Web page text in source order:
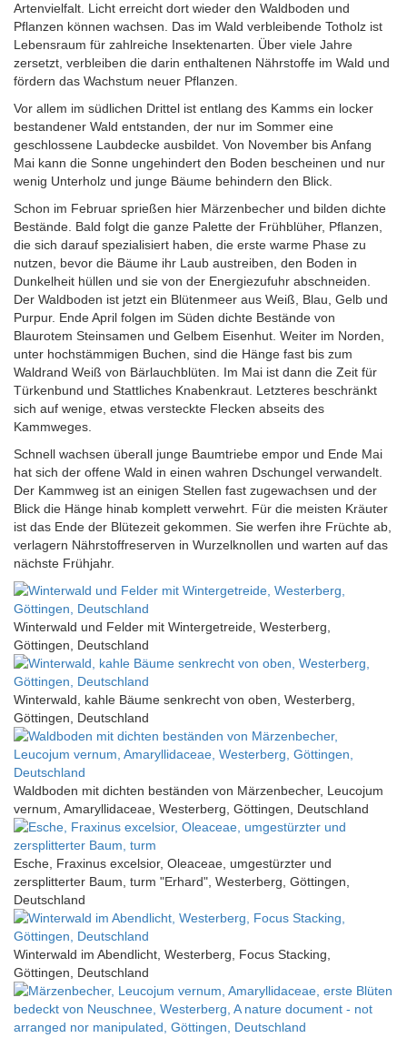
Artenvielfalt. Licht erreicht dort wieder den Waldboden und
Pflanzen können wachsen. Das im Wald verbleibende Totholz ist
Lebensraum für zahlreiche Insektenarten. Über viele Jahre
zersetzt, verbleiben die darin enthaltenen Nährstoffe im Wald und
fördern das Wachstum neuer Pflanzen.
Vor allem im südlichen Drittel ist entlang des Kamms ein locker
bestandener Wald entstanden, der nur im Sommer eine
geschlossene Laubdecke ausbildet. Von November bis Anfang
Mai kann die Sonne ungehindert den Boden bescheinen und nur
wenig Unterholz und junge Bäume behindern den Blick.
Schon im Februar sprießen hier Märzenbecher und bilden dichte
Bestände. Bald folgt die ganze Palette der Frühblüher, Pflanzen,
die sich darauf spezialisiert haben, die erste warme Phase zu
nutzen, bevor die Bäume ihr Laub austreiben, den Boden in
Dunkelheit hüllen und sie von der Energiezufuhr abschneiden.
Der Waldboden ist jetzt ein Blütenmeer aus Weiß, Blau, Gelb und
Purpur. Ende April folgen im Süden dichte Bestände von
Blaurotem Steinsamen und Gelbem Eisenhut. Weiter im Norden,
unter hochstämmigen Buchen, sind die Hänge fast bis zum
Waldrand Weiß von Bärlauchblüten. Im Mai ist dann die Zeit für
Türkenbund und Stattliches Knabenkraut. Letzteres beschränkt
sich auf wenige, etwas versteckte Flecken abseits des
Kammweges.
Schnell wachsen überall junge Baumtriebe empor und Ende Mai
hat sich der offene Wald in einen wahren Dschungel verwandelt.
Der Kammweg ist an einigen Stellen fast zugewachsen und der
Blick die Hänge hinab komplett verwehrt. Für die meisten Kräuter
ist das Ende der Blütezeit gekommen. Sie werfen ihre Früchte ab,
verlagern Nährstoffreserven in Wurzelknollen und warten auf das
nächste Frühjahr.
Winterwald und Felder mit Wintergetreide, Westerberg,
Göttingen, Deutschland
Winterwald, kahle Bäume senkrecht von oben, Westerberg,
Göttingen, Deutschland
Waldboden mit dichten beständen von Märzenbecher, Leucojum
vernum, Amaryllidaceae, Westerberg, Göttingen, Deutschland
Esche, Fraxinus excelsior, Oleaceae, umgestürzter und
zersplitterter Baum, turm "Erhard", Westerberg, Göttingen,
Deutschland
Winterwald im Abendlicht, Westerberg, Focus Stacking,
Göttingen, Deutschland